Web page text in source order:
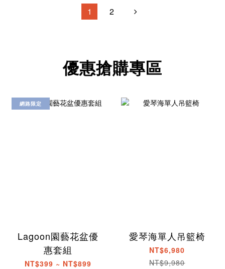
1 2
優惠搶購專區
網路限定
Lagoon園藝花盆優
惠套組
NT$399 ~ NT$899
愛琴海單人吊籃椅
NT$6,980
NT$9,980